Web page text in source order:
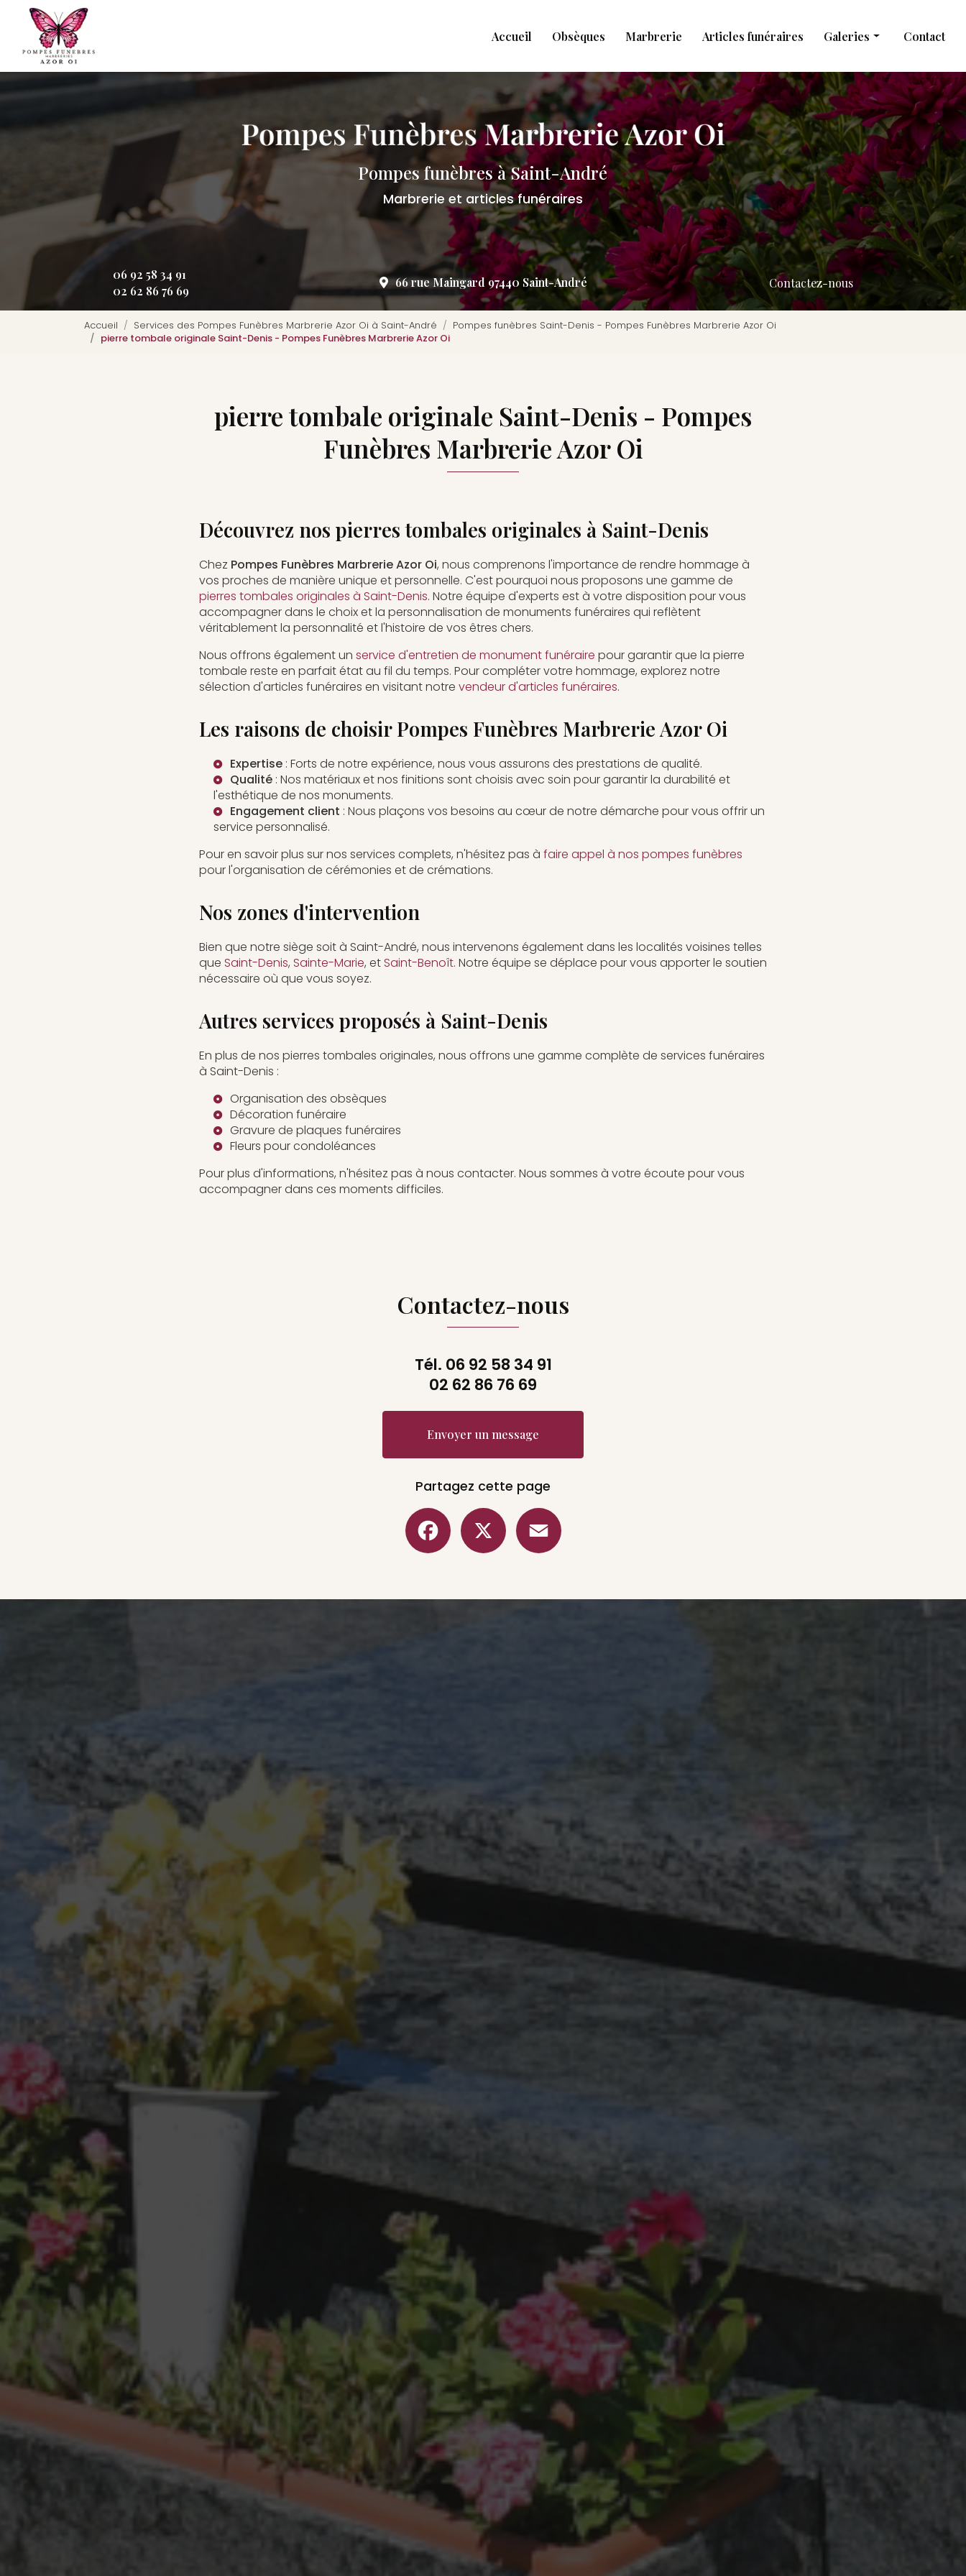
contenu
principal
Accueil
Obsèques Marbrerie Articles funéraires Galeries
Obsèques
Marbrerie
Articles funéraires
Contact
Pompes funèbres à Saint-André
Marbrerie et articles funéraires
06 92 58 34 91
02 62 86 76 69
66 rue Maingard 97440 Saint-André Contactez-nous
Accueil Services des Pompes Funèbres Marbrerie Azor Oi à Saint-André
Pompes funèbres Saint-Denis - Pompes Funèbres Marbrerie Azor Oi
pierre tombale originale Saint-Denis - Pompes Funèbres Marbrerie Azor Oi
pierre tombale originale Saint-Denis - Pompes
Funèbres Marbrerie Azor Oi
Découvrez nos pierres tombales originales à Saint-Denis
Chez Pompes Funèbres Marbrerie Azor Oi, nous comprenons l'importance de rendre hommage à
vos proches de manière unique et personnelle. C'est pourquoi nous proposons une gamme de
pierres tombales originales à Saint-Denis. Notre équipe d'experts est à votre disposition pour vous
accompagner dans le choix et la personnalisation de monuments funéraires qui reflètent
véritablement la personnalité et l'histoire de vos êtres chers.
Nous offrons également un service d'entretien de monument funéraire pour garantir que la pierre
tombale reste en parfait état au fil du temps. Pour compléter votre hommage, explorez notre
sélection d'articles funéraires en visitant notre vendeur d'articles funéraires.
Les raisons de choisir Pompes Funèbres Marbrerie Azor Oi
Expertise : Forts de notre expérience, nous vous assurons des prestations de qualité.
Qualité : Nos matériaux et nos finitions sont choisis avec soin pour garantir la durabilité et
l'esthétique de nos monuments.
Engagement client : Nous plaçons vos besoins au cœur de notre démarche pour vous offrir un
service personnalisé.
Pour en savoir plus sur nos services complets, n'hésitez pas à faire appel à nos pompes funèbres
pour l'organisation de cérémonies et de crémations.
Nos zones d'intervention
Bien que notre siège soit à Saint-André, nous intervenons également dans les localités voisines telles
que Saint-Denis, Sainte-Marie, et Saint-Benoît. Notre équipe se déplace pour vous apporter le soutien
nécessaire où que vous soyez.
Autres services proposés à Saint-Denis
En plus de nos pierres tombales originales, nous offrons une gamme complète de services funéraires
à Saint-Denis :
Organisation des obsèques
Décoration funéraire
Gravure de plaques funéraires
Fleurs pour condoléances
Pour plus d'informations, n'hésitez pas à nous contacter. Nous sommes à votre écoute pour vous
accompagner dans ces moments difficiles.
Contactez-nous
Tél. 06 92 58 34 91
02 62 86 76 69
Envoyer un message
Partagez cette page
Facebook